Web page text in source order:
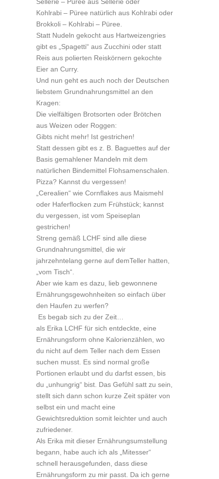
Kohlrabi – Püree natürlich aus Kohlrabi oder
Brokkoli – Kohlrabi – Püree.
Statt Nudeln gekocht aus Hartweizengries
gibt es „Spagetti“ aus Zucchini oder statt
Reis aus polierten Reiskörnern gekochte
Eier an Curry.
Und nun geht es auch noch der Deutschen
liebstem Grundnahrungsmittel an den
Kragen:
Die vielfältigen Brotsorten oder Brötchen
aus Weizen oder Roggen:
Gibts nicht mehr! Ist gestrichen!
Statt dessen gibt es z. B. Baguettes auf der
Basis gemahlener Mandeln mit dem
natürlichen Bindemittel Flohsamenschalen.
Pizza? Kannst du vergessen!
„Cerealien“ wie Cornflakes aus Maismehl
oder Haferflocken zum Frühstück; kannst
du vergessen, ist vom Speiseplan
gestrichen!
Streng gemäß LCHF sind alle diese
Grundnahrungsmittel, die wir
jahrzehntelang gerne auf demTeller hatten,
„vom Tisch“.
Aber wie kam es dazu, lieb gewonnene
Ernährungsgewohnheiten so einfach über
den Haufen zu werfen?
Es begab sich zu der Zeit…
als Erika LCHF für sich entdeckte, eine
Ernährungsform ohne Kalorienzählen, wo
du nicht auf dem Teller nach dem Essen
suchen musst. Es sind normal große
Portionen erlaubt und du darfst essen, bis
du „unhungrig“ bist. Das Gefühl satt zu sein,
stellt sich dann schon kurze Zeit später von
selbst ein und macht eine
Gewichtsreduktion somit leichter und auch
zufriedener.
Als Erika mit dieser Ernährungsumstellung
begann, habe auch ich als „Mitesser“
schnell herausgefunden, dass diese
Ernährungsform zu mir passt. Da ich gerne